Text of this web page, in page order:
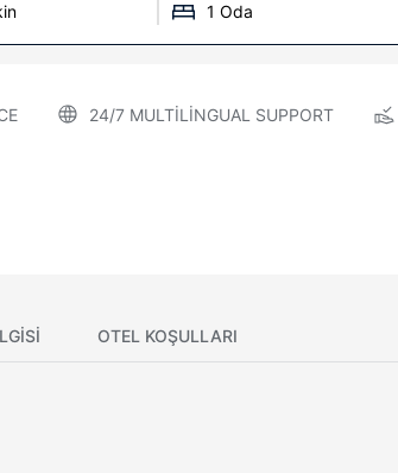
1 Oda
24/7 MULTILINGUAL SUPPORT
OTEL KOŞULLARI